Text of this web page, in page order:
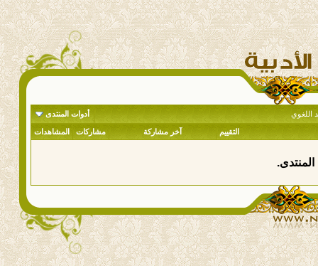
اللغوي أدوات المنتدى
التقييم آخر مشاركة مشاركات المشاهدات